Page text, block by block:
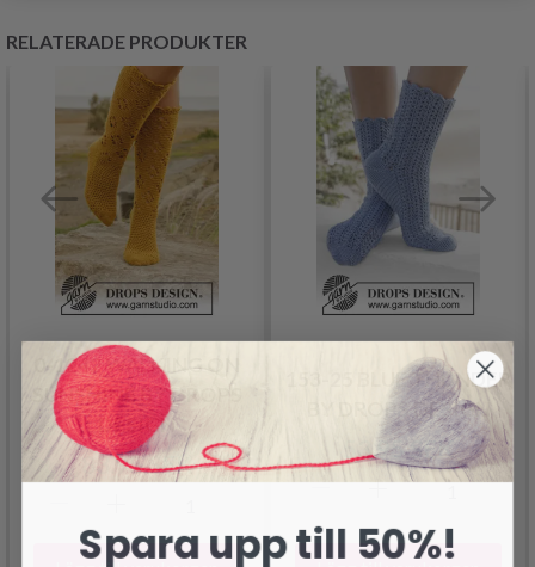
RELATERADE PRODUKTER
0-1242 WALKING ON
SUNSHINE BY DROPS
DESIGN
83.95 SEK
153-25 BLUE THUNDER
BY DROPS DESIGN
53.95 SEK
Spara upp till 50%!